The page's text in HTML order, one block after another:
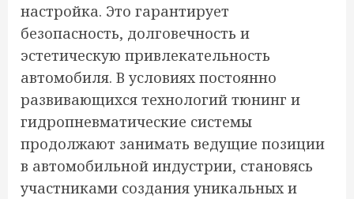
настройка. Это гарантирует
безопасность, долговечность и
эстетическую привлекательность
автомобиля. В условиях постоянно
развивающихся технологий тюнинг и
гидропневматические системы
продолжают занимать ведущие позиции
в автомобильной индустрии, становясь
участниками создания уникальных и